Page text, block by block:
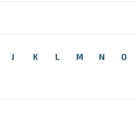
J K L M N O